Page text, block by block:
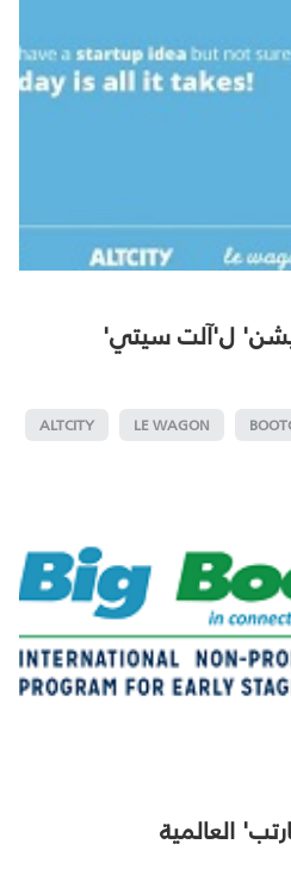
ل'آلت سيتي'
LE WAGON
ALTCITY
العالمية